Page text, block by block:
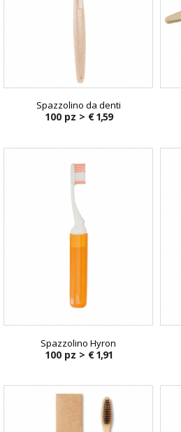
Spazzolino da denti
100 pz > € 1,59
Spazzolino Hyron
100 pz > € 1,91